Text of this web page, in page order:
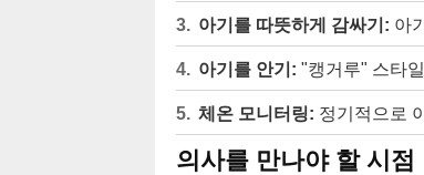
아기를 따뜻하게 감싸기: 아
아기를 안기: "캥거루" 스타
체온 모니터링: 정기적으로
의사를 만나야 할 시점